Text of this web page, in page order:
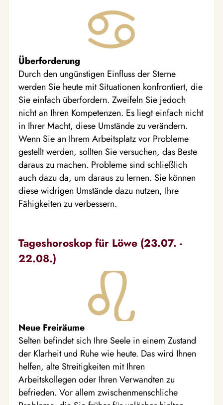
Überforderung
Durch den ungünstigen Einfluss der Sterne
werden Sie heute mit Situationen konfrontiert, die
Sie einfach überfordern. Zweifeln Sie jedoch
nicht an Ihren Kompetenzen. Es liegt einfach nicht
in Ihrer Macht, diese Umstände zu verändern.
Wenn Sie an Ihrem Arbeitsplatz vor Probleme
gestellt werden, sollten Sie versuchen, das Beste
daraus zu machen. Probleme sind schließlich
auch dazu da, um daraus zu lernen. Sie können
diese widrigen Umstände dazu nutzen, Ihre
Fähigkeiten zu verbessern.
Tageshoroskop für Löwe (23.07. -
22.08.)
Neue Freiräume
Selten befindet sich Ihre Seele in einem Zustand
der Klarheit und Ruhe wie heute. Das wird Ihnen
helfen, alte Streitigkeiten mit Ihren
Arbeitskollegen oder Ihren Verwandten zu
befrieden. Vor allem zwischenmenschliche